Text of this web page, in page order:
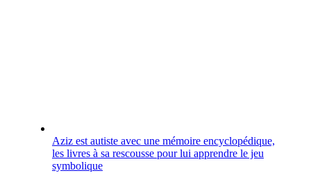
Aziz est autiste avec une mémoire encyclopédique,
les livres à sa rescousse pour lui apprendre le jeu
symbolique